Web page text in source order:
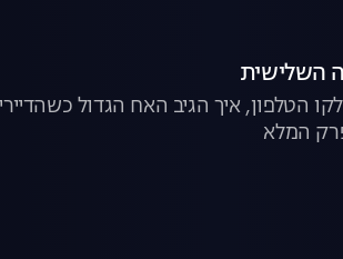
הטלפון, איך הגיב האח הגדול
המלא